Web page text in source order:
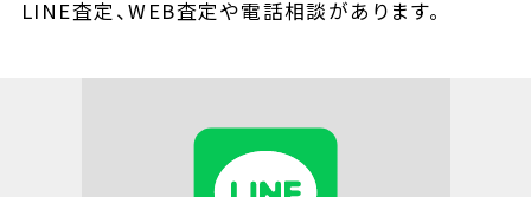
LINE査定、WEB査定や電話相談があります。